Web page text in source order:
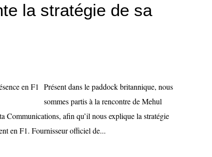
la stratégie de sa
Présent dans le paddock britannique, nous
sommes partis à la rencontre de Mehul
Communications, afin qu’il nous explique la stratégie
en F1. Fournisseur officiel de...